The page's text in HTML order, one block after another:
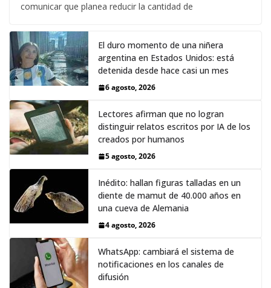
comunicar que planea reducir la cantidad de
El duro momento de una niñera
argentina en Estados Unidos: está
detenida desde hace casi un mes
6 agosto, 2026
Lectores afirman que no logran
distinguir relatos escritos por IA de los
creados por humanos
5 agosto, 2026
Inédito: hallan figuras talladas en un
diente de mamut de 40.000 años en
una cueva de Alemania
4 agosto, 2026
WhatsApp: cambiará el sistema de
notificaciones en los canales de
difusión